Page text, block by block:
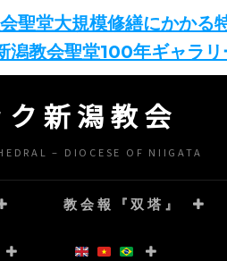
聖堂大規模修繕にかかる
潟教会聖堂100年ギャラリ
新潟教会
– DIOCESE OF NIIGATA
教会報『双塔』